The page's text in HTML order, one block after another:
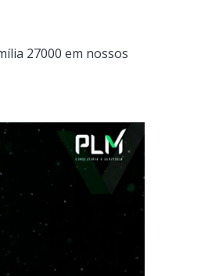
27000 em nossos